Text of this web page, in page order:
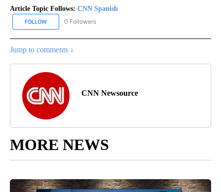
Article Topic Follows: CNN Spanish
FOLLOW FOLLOW "CNN SPANISH" TO RECEIVE NOTIFICATIONS ABOUT
0 Followers
Jump to comments ↓
CNN Newsource
MORE NEWS